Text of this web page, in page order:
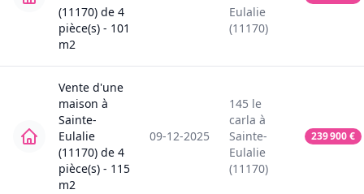
(11170) de 4
pièce(s) - 101
m2
Eulalie
(11170)
Vente d'une
maison à
Sainte-
Eulalie
(11170) de 4
pièce(s) - 115
m2
09-12-2025
145 le
carla à
Sainte-
Eulalie
(11170)
239 900€